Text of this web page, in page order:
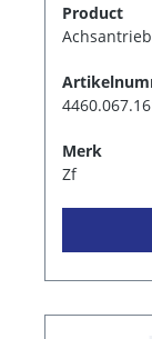
Product
Merk
Zf